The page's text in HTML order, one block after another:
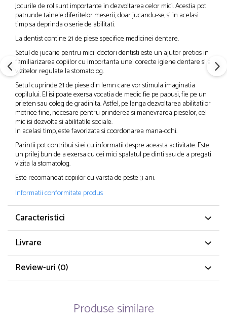
Jocurile de rol sunt importante in dezvoltarea celor mici. Acestia pot
patrunde tainele diferitelor meserii, doar jucandu-se, si in acelasi
timp sa deprinda o serie de abilitati.
La dentist contine 21 de piese specifice medicinei dentare.
Setul de jucarie pentru micii doctori dentisti este un ajutor pretios in
familiarizarea copiilor cu importanta unei corecte igiene dentare si a
vizitelor regulate la stomatolog.
Setul cuprinde 21 de piese din lemn care vor stimula imaginatia
copilului. El isi poate exersa vocatia de medic fie pe papusi, fie pe un
prieten sau coleg de gradinita. Astfel, pe langa dezvoltarea abilitatilor
motrice fine, necesare pentru prinderea si manevrarea pieselor, cel
mic isi dezvolta si abilitatile sociale.
In acelasi timp, este favorizata si coordonarea mana-ochi.
Parintii pot contribui si ei cu informatii despre aceasta activitate. Este
un prilej bun de a exersa cu cei mici spalatul pe dinti sau de a pregati
vizita la stomatolog.
Este recomandat copiilor cu varsta de peste 3 ani.
Informatii conformitate produs
Caracteristici
Livrare
Review-uri (0)
Produse similare